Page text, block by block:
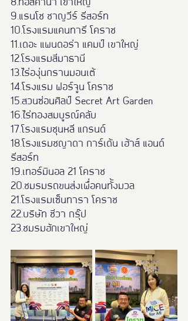
8.ทอสคานา เขาใหญ่
9.แรนโช ชาญวีร์ รีสอร์ท
10.โรงแรมแคนทารี โคราช
11.เดอะ แพนดอร่า แคมป์ เขาใหญ่
12.โรงแรมสีมาธานี
13.ไร่องุ่นกรานมอนเต้
14.โรงแรม ฟอร์จูน โคราช
15.สวนซ่อนศิลป์ Secret Art Garden
16.ไร่ทองสมบูรณ์คลับ
17.โรงแรมชุนหลี แกรนด์
18.โรงแรมชญาดา การ์เด้น เฮ้าส์ แอนด์
รีสอร์ท
19.เทอร์มินอล 21 โคราช
20.ชมรมรถขนส่งเพื่อคนทั้งมวล
21.โรงแรมเซ็นทารา โคราช
22.บริษัท ชีวา กรุ๊ป
23.ชมรมฮักเขาใหญ่